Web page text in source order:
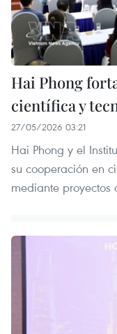
Hai Phong
científica y
27/05/2026 03:21
Hai Phong y el
su cooperación en
mediante proyectos